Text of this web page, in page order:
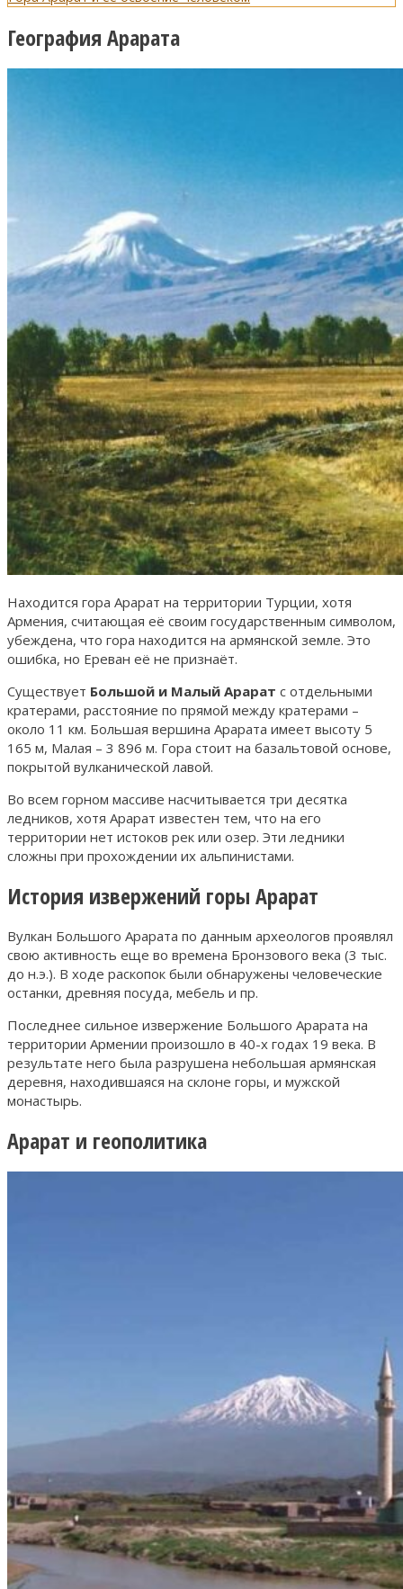
География Арарата
Находится гора Арарат на территории Турции, хотя
Армения, считающая её своим государственным символом,
убеждена, что гора находится на армянской земле. Это
ошибка, но Ереван её не признаёт.
Существует Большой и Малый Арарат с отдельными
кратерами, расстояние по прямой между кратерами –
около 11 км. Большая вершина Арарата имеет высоту 5
165 м, Малая – 3 896 м. Гора стоит на базальтовой основе,
покрытой вулканической лавой.
Во всем горном массиве насчитывается три десятка
ледников, хотя Арарат известен тем, что на его
территории нет истоков рек или озер. Эти ледники
сложны при прохождении их альпинистами.
История извержений горы Арарат
Вулкан Большого Арарата по данным археологов проявлял
свою активность еще во времена Бронзового века (3 тыс.
до н.э.). В ходе раскопок были обнаружены человеческие
останки, древняя посуда, мебель и пр.
Последнее сильное извержение Большого Арарата на
территории Армении произошло в 40-х годах 19 века. В
результате него была разрушена небольшая армянская
деревня, находившаяся на склоне горы, и мужской
монастырь.
Арарат и геополитика